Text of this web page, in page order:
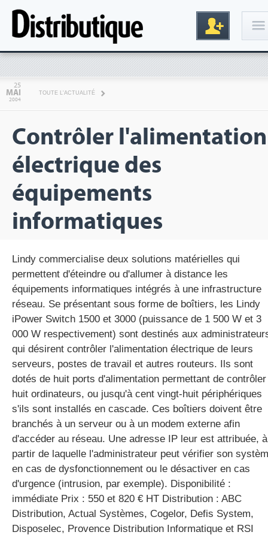
25
MAI
2004
TOUTE L'ACTUALITÉ
Contrôler l'alimentation
électrique des
équipements
informatiques
Lindy commercialise deux solutions matérielles qui
permettent d'éteindre ou d'allumer à distance les
équipements informatiques intégrés à une infrastructure
réseau. Se présentant sous forme de boîtiers, les Lindy
iPower Switch 1500 et 3000 (puissance de 1 500 W et 3
000 W respectivement) sont destinés aux
qui désirent contrôler l'alimentation électrique de leurs
serveurs, postes de travail et autres routeurs. Ils sont
dotés de huit ports d'alimentation permettant de contrôler
huit ordinateurs, ou jusqu'à cent vingt-huit périphériques
s'ils sont installés en cascade. Ces boîtiers doivent être
branchés à un serveur ou à un modem externe afin
d'accéder au réseau. Une adresse IP leur est attribuée, à
partir de laquelle l'administrateur peut vérifier son
en cas de dysfonctionnement ou le désactiver en cas
d'urgence (intrusion, par exemple). Disponibilité :
immédiate Prix : 550 et 820 € HT Distribution : ABC
Distribution, Actual Systèmes, Cogelor, Defis System,
Disposelec, Provence Distribution Informatique et RSI